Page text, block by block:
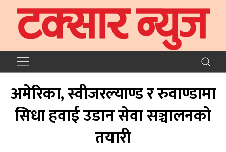
अमेरिका, स्वीजरल्याण्ड र रुवाण्डामा
सिधा हवाई उडान सेवा सञ्चालनकाे
तयारी